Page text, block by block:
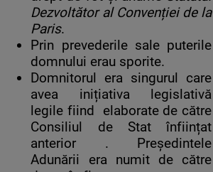
Dezvoltător al Convenției de la
Paris.
Prin prevederile sale puterile
domnului erau sporite.
Domnitorul era singurul care
avea inițiativa legislativă
legile fiind elaborate de către
Consiliul de Stat înființat
anterior . Președintele
Adunării era numit de către